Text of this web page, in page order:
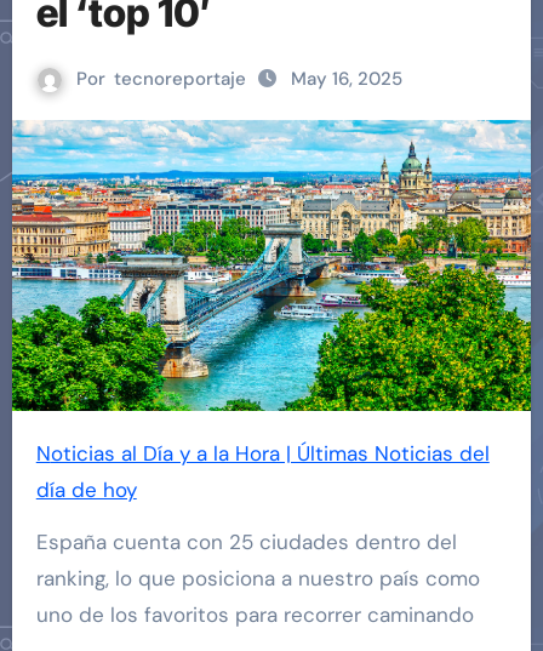
el ‘top 10′
Por tecnoreportaje May 16, 2025
Noticias al Día y a la Hora | Últimas Noticias del
día de hoy
España cuenta con 25 ciudades dentro del
ranking, lo que posiciona a nuestro país como
uno de los favoritos para recorrer caminando